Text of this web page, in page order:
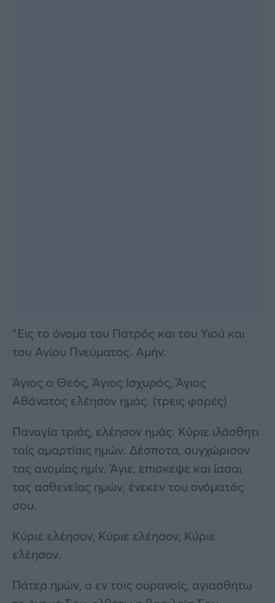
“Εις το όνομα του Πατρός και του Υιού και
του Αγίου Πνεύματος. Αμήν.
Άγιος ο Θεός, Άγιος Ισχυρός, Άγιος
Αθάνατος ελέησον ημάς. (τρεις φορές)
Παναγία τριάς, ελέησον ημάς. Κύριε ιλάσθητι
ταίς αμαρτίαις ημών. Δέσποτα, συγχώρισον
τας ανομίας ημίν. Άγιε, επισκεψε και ίασαι
τας ασθενείας ημών, ένεκεν του ονόματός
σου.
Κύριε ελέησον, Κύριε ελέησον, Κύριε
ελέησον.
Πάτερ ημών, ο εν τοις ουρανοίς, αγιασθήτω